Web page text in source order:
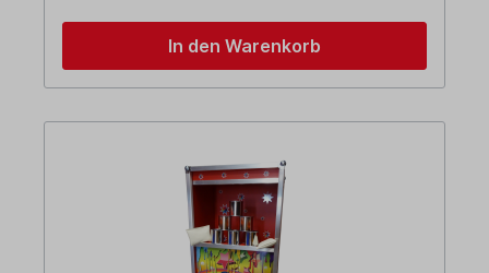
In den Warenkorb